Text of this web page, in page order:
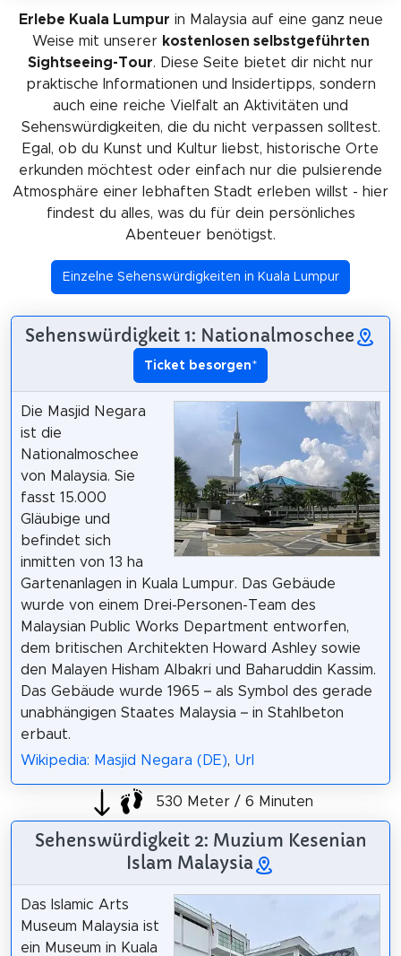
Erlebe Kuala Lumpur in Malaysia auf eine ganz neue
Weise mit unserer kostenlosen selbstgeführten
Sightseeing-Tour. Diese Seite bietet dir nicht nur
praktische Informationen und Insidertipps, sondern
auch eine reiche Vielfalt an Aktivitäten und
Sehenswürdigkeiten, die du nicht verpassen solltest.
Egal, ob du Kunst und Kultur liebst, historische Orte
erkunden möchtest oder einfach nur die pulsierende
Atmosphäre einer lebhaften Stadt erleben willst - hier
findest du alles, was du für dein persönliches
Abenteuer benötigst.
Einzelne Sehenswürdigkeiten in Kuala Lumpur
Sehenswürdigkeit 1: Nationalmoschee
Ticket besorgen*
Die Masjid Negara
ist die
Nationalmoschee
von Malaysia. Sie
fasst 15.000
Gläubige und
befindet sich
inmitten von 13 ha
Gartenanlagen in Kuala Lumpur. Das Gebäude
wurde von einem Drei-Personen-Team des
Malaysian Public Works Department entworfen,
dem britischen Architekten Howard Ashley sowie
den Malayen Hisham Albakri und Baharuddin Kassim.
Das Gebäude wurde 1965 – als Symbol des gerade
unabhängigen Staates Malaysia – in Stahlbeton
erbaut.
Wikipedia: Masjid Negara (DE), Url
530 Meter / 6 Minuten
Sehenswürdigkeit 2: Muzium Kesenian
Islam Malaysia
Das Islamic Arts
Museum Malaysia ist
ein Museum in Kuala